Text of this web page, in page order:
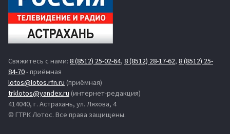
Свяжитесь с нами: 8 (8512) 25-02-64, 8 (8512) 28-17-62, 8 (8512) 25-
84-70- приёмная
lotos@lotos.rfn.ru (приёмная)
trklotos@yandex.ru (интернет-редакция)
414040, г. Астрахань, ул. Ляхова, 4
© ГТРК Лотос. Все права защищены.